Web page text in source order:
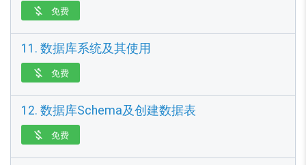
 免费
11. 数据库系统及其使用
 免费
12. 数据库Schema及创建数据表
 免费